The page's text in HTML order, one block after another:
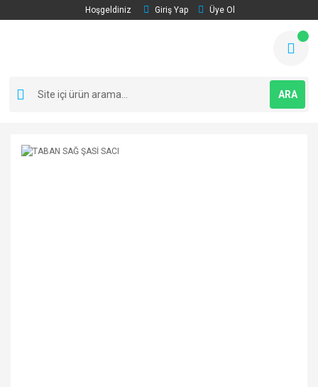
Hoşgeldiniz Giriş Yap Üye Ol
ARA